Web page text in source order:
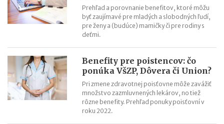
Prehľad a porovnanie benefitov, ktoré môžu
byť zaujímavé pre mladých a slobodných ľudí,
pre ženy a (budúce) mamičky či pre rodiny s
deťmi.
Benefity pre poistencov: čo
ponúka VšZP, Dôvera či Union?
Pri zmene zdravotnej poisťovne môže zavážiť
množstvo zazmluvnených lekárov, no tiež
rôzne benefity. Prehľad ponuky poisťovní v
roku 2022.